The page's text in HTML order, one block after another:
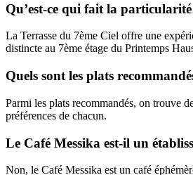
Qu’est-ce qui fait la
La Terrasse du 7ème Ciel offre une
distincte au 7ème étage du Printemps
Quels sont les plats
Parmi les plats recommandés, on trouve
préférences de chacun.
Le Café Messika est-il un
Non, le Café Messika est un café